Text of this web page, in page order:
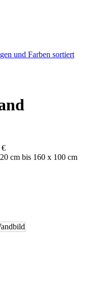
€
cm bis 160 x 100 cm